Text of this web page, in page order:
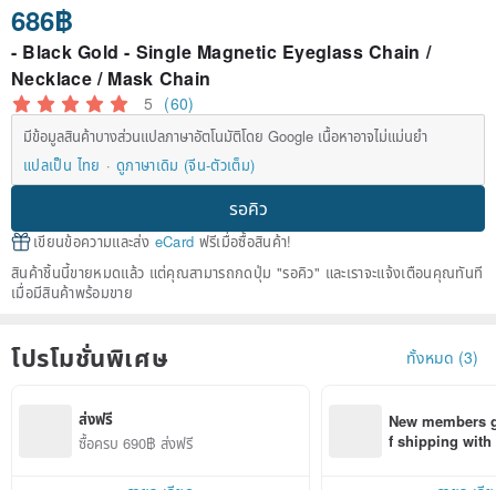
686฿
- Black Gold - Single Magnetic Eyeglass Chain /
Necklace / Mask Chain
5 (60)
มีข้อมูลสินค้าบางส่วนแปลภาษาอัตโนมัติโดย Google เนื้อหาอาจไม่แม่นยำ
แปลเป็น ไทย
ดูภาษาเดิม (จีน-ตัวเต็ม)
รอคิว
เขียนข้อความและส่ง eCard ฟรีเมื่อซื้อสินค้า!
สินค้าชิ้นนี้ขายหมดแล้ว แต่คุณสามารถกดปุ่ม "รอคิว" และเราจะแจ้งเตือนคุณทันที
เมื่อมีสินค้าพร้อมขาย
โปรโมชั่นพิเศษ ทั้งหมด (3)
ส่งฟรี
ซื้อครบ 690฿ ส่งฟรี
New members
f shipping
within 7 days!